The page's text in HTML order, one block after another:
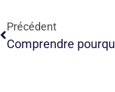
Précédent